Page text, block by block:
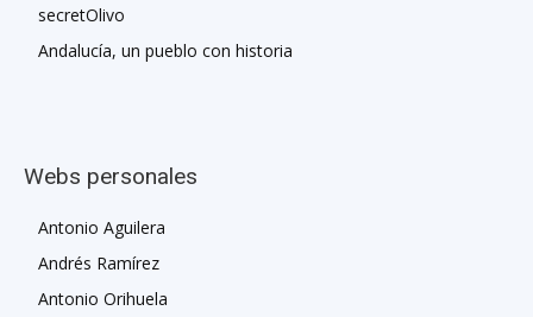
secretOlivo
Andalucía, un pueblo con historia
Webs personales
Antonio Aguilera
Andrés Ramírez
Antonio Orihuela